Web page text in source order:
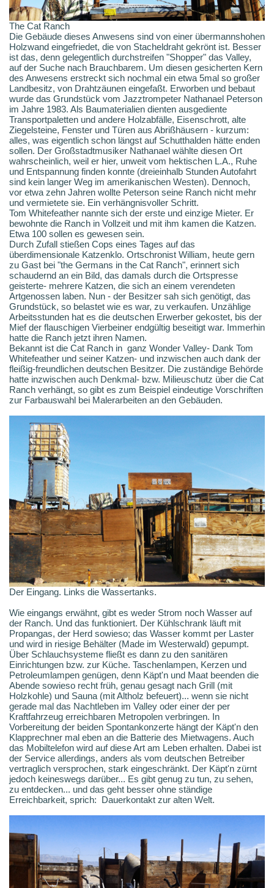
The Cat Ranch
Die Gebäude dieses Anwesens sind von einer übermannshohen
Holzwand eingefriedet, die von Stacheldraht gekrönt ist. Besser
ist das, denn gelegentlich durchstreifen "Shopper" das Valley,
auf der Suche nach Brauchbarem. Um diesen gesicherten Kern
des Anwesens erstreckt sich nochmal ein etwa 5mal so großer
Landbesitz, von Drahtzäunen eingefaßt. Erworben und bebaut
wurde das Grundstück vom Jazztrompeter Nathanael Peterson
im Jahre 1983. Als Baumaterialien dienten ausgediente
Transportpaletten und andere Holzabfälle, Eisenschrott, alte
Ziegelsteine, Fenster und Türen aus Abrißhäusern - kurzum:
alles, was eigentlich schon längst auf Schutthalden hätte enden
sollen. Der Großstadtmusiker Nathanael wählte diesen Ort
wahrscheinlich, weil er hier, unweit vom hektischen L.A., Ruhe
und Entspannung finden konnte (dreieinhalb Stunden Autofahrt
sind kein langer Weg im amerikanischen Westen). Dennoch,
vor etwa zehn Jahren wollte Peterson seine Ranch nicht mehr
und vermietete sie. Ein verhängnisvoller Schritt.
Tom Whitefeather nannte sich der erste und einzige Mieter. Er
bewohnte die Ranch in Vollzeit und mit ihm kamen die Katzen.
Etwa 100 sollen es gewesen sein.
Durch Zufall stießen Cops eines Tages auf das
überdimensionale Katzenklo. Ortschronist William, heute gern
zu Gast bei "the Germans in the Cat Ranch", erinnert sich
schaudernd an ein Bild, das damals durch die Ortspresse
geisterte- mehrere Katzen, die sich an einem verendeten
Artgenossen laben. Nun - der Besitzer sah sich genötigt, das
Grundstück, so belastet wie es war, zu verkaufen. Unzählige
Arbeitsstunden hat es die deutschen Erwerber gekostet, bis der
Mief der flauschigen Vierbeiner endgültig beseitigt war. Immerhin
hatte die Ranch jetzt ihren Namen.
Bekannt ist die Cat Ranch in ganz Wonder Valley- Dank Tom
Whitefeather und seiner Katzen- und inzwischen auch dank der
fleißig-freundlichen deutschen Besitzer. Die zuständige Behörde
hatte inzwischen auch Denkmal- bzw. Milieuschutz über die Cat
Ranch verhängt, so gibt es zum Beispiel eindeutige Vorschriften
zur Farbauswahl bei Malerarbeiten an den Gebäuden.
Der Eingang. Links die Wassertanks.
Wie eingangs erwähnt, gibt es weder Strom noch Wasser auf
der Ranch. Und das funktioniert. Der Kühlschrank läuft mit
Propangas, der Herd sowieso; das Wasser kommt per Laster
und wird in riesige Behälter (Made im Westerwald) gepumpt.
Über Schlauchsysteme fließt es dann zu den sanitären
Einrichtungen bzw. zur Küche. Taschenlampen, Kerzen und
Petroleumlampen genügen, denn Käpt'n und Maat beenden die
Abende sowieso recht früh, genau gesagt nach Grill (mit
Holzkohle) und Sauna (mit Altholz befeuert)... wenn sie nicht
gerade mal das Nachtleben im Valley oder einer der per
Kraftfahrzeug erreichbaren Metropolen verbringen. In
Vorbereitung der beiden Spontankonzerte hängt der Käpt'n den
Klapprechner mal eben an die Batterie des Mietwagens. Auch
das Mobiltelefon wird auf diese Art am Leben erhalten. Dabei ist
der Service allerdings, anders als vom deutschen Betreiber
vertraglich versprochen, stark eingeschränkt. Der Käpt'n zürnt
jedoch keineswegs darüber... Es gibt genug zu tun, zu sehen,
zu entdecken... und das geht besser ohne ständige
Erreichbarkeit, sprich: Dauerkontakt zur alten Welt.